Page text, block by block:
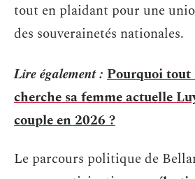
tout en plaidant pour une
des souverainetés nationales.
Lire également : Pourquoi tout
cherche sa femme actuelle
couple en 2026 ?
Le parcours politique de